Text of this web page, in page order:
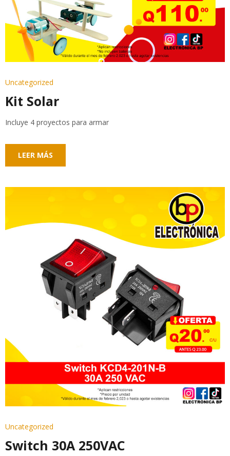
Uncategorized
Kit Solar
Incluye 4 proyectos para armar
LEER MÁS
Uncategorized
Switch 30A 250VAC